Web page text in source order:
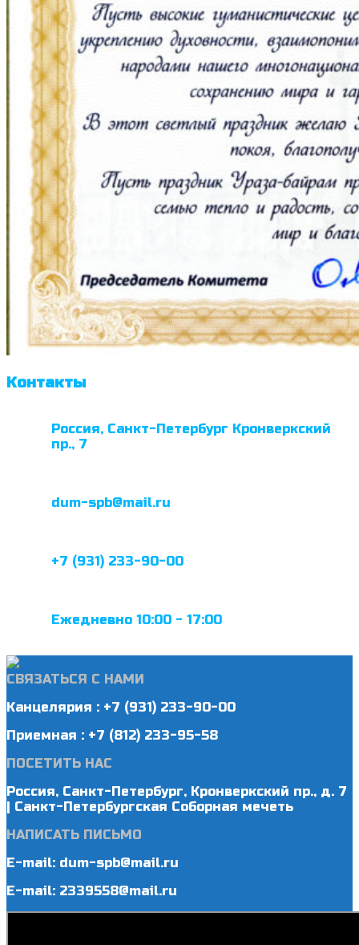
Контакты
Россия, Санкт-Петербург Кронверкский
пр., 7
dum-spb@mail.ru
+7 (931) 233-90-00
Ежедневно 10:00 - 17:00
СВЯЗАТЬСЯ С НАМИ
Канцелярия : +7 (931) 233-90-00
Приемная : +7 (812) 233-95-58
ПОСЕТИТЬ НАС
Россия, Санкт-Петербург, Кронверкский пр., д. 7
| Санкт-Петербургская Соборная мечеть
НАПИСАТЬ ПИСЬМО
E-mail: dum-spb@mail.ru
E-mail: 2339558@mail.ru